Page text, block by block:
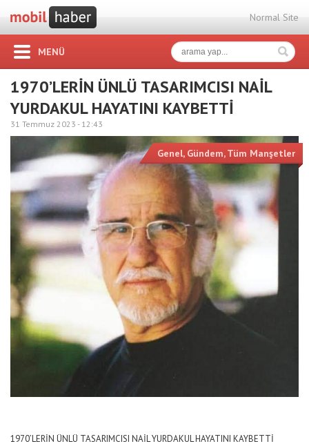
Normal Site
MENÜ
1970’LERİN ÜNLÜ TASARIMCISI NAİL
YURDAKUL HAYATINI KAYBETTİ
31 Temmuz 2023 - 12:43
Genel, Gündem,Tüm Manşetler
1970’LERİN ÜNLÜ TASARIMCISI NAİL YURDAKUL HAYATINI KAYBETTİ